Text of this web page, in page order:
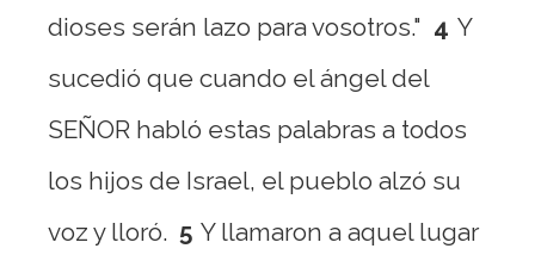
dioses serán lazo para vosotros." 4 Y
sucedió que cuando el ángel del
SEÑOR habló estas palabras a todos
los hijos de Israel, el pueblo alzó su
voz y lloró. 5 Y llamaron a aquel lugar